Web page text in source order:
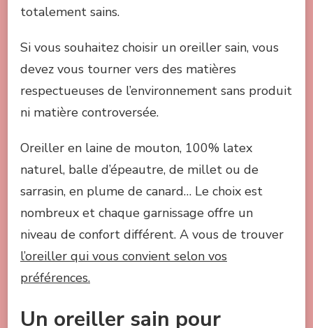
totalement sains.
Si vous souhaitez choisir un oreiller sain, vous
devez vous tourner vers des matières
respectueuses de l’environnement sans produit
ni matière controversée.
Oreiller en laine de mouton, 100% latex
naturel, balle d’épeautre, de millet ou de
sarrasin, en plume de canard… Le choix est
nombreux et chaque garnissage offre un
niveau de confort différent. A vous de trouver
l’oreiller qui vous convient selon vos
préférences.
Un oreiller sain pour